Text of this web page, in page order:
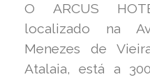
O ARCUS
localizado na
Menezes de
Atalaia, está a